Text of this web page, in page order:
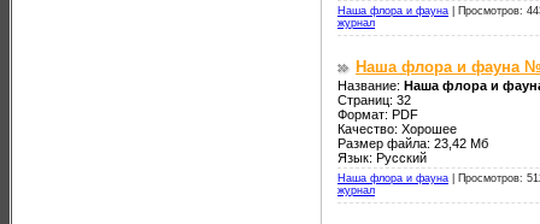
Наша флора и фауна
Просмотров:
журнал
Наша флора и фауна
Название: Наша флора и
Страниц: 32
Формат: PDF
Качество: Хорошее
Размер файла: 23,42 Мб
Язык: Русский
Наша флора и фауна
Просмотров:
журнал